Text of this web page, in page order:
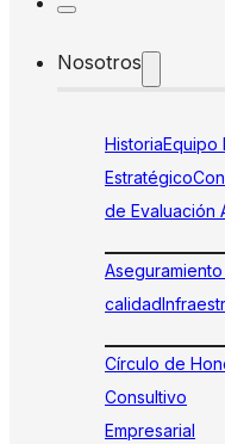
Nosotros
HistoriaEquipo
Estratégico
de Evaluación
calidad
Círculo de
Consultivo
Empresarial